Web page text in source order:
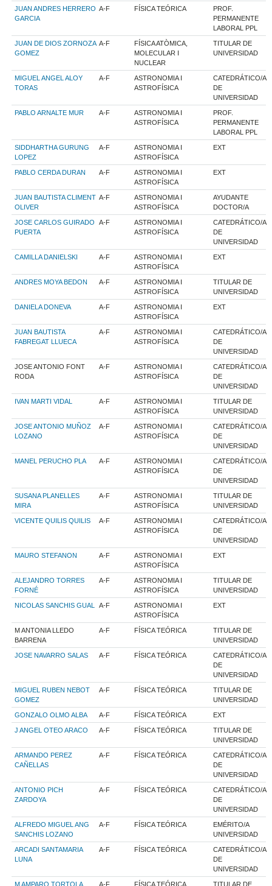
JUAN ANDRES HERRERO
GARCIA
A-F FÍSICA TEÓRICA
PROF.
PERMANENTE
LABORAL PPL
JUAN DE DIOS ZORNOZA
GOMEZ
A-F
FÍSICA ATÒMICA,
MOLECULAR I
NUCLEAR
TITULAR DE
UNIVERSIDAD
MIGUEL ANGEL ALOY
TORAS
A-F
ASTRONOMIA I
ASTROFÍSICA
CATEDRÁTICO/A
DE
UNIVERSIDAD
PABLO ARNALTE MUR A-F
ASTRONOMIA I
ASTROFÍSICA
PROF.
PERMANENTE
LABORAL PPL
SIDDHARTHA GURUNG
LOPEZ
A-F
ASTRONOMIA I
ASTROFÍSICA
EXT
PABLO CERDA DURAN A-F
ASTRONOMIA I
ASTROFÍSICA
EXT
JUAN BAUTISTA CLIMENT
OLIVER
A-F
ASTRONOMIA I
ASTROFÍSICA
AYUDANTE
DOCTOR/A
JOSE CARLOS GUIRADO
PUERTA
A-F
ASTRONOMIA I
ASTROFÍSICA
CATEDRÁTICO/A
DE
UNIVERSIDAD
CAMILLA DANIELSKI A-F
ASTRONOMIA I
ASTROFÍSICA
EXT
ANDRES MOYA BEDON A-F
ASTRONOMIA I
ASTROFÍSICA
TITULAR DE
UNIVERSIDAD
DANIELA DONEVA A-F
ASTRONOMIA I
ASTROFÍSICA
EXT
JUAN BAUTISTA
FABREGAT LLUECA
A-F
ASTRONOMIA I
ASTROFÍSICA
CATEDRÁTICO/A
DE
UNIVERSIDAD
JOSE ANTONIO FONT
RODA
A-F
ASTRONOMIA I
ASTROFÍSICA
CATEDRÁTICO/A
DE
UNIVERSIDAD
IVAN MARTI VIDAL A-F
ASTRONOMIA I
ASTROFÍSICA
TITULAR DE
UNIVERSIDAD
JOSE ANTONIO MUÑOZ
LOZANO
A-F
ASTRONOMIA I
ASTROFÍSICA
CATEDRÁTICO/A
DE
UNIVERSIDAD
MANEL PERUCHO PLA A-F
ASTRONOMIA I
ASTROFÍSICA
CATEDRÁTICO/A
DE
UNIVERSIDAD
SUSANA PLANELLES
MIRA
A-F
ASTRONOMIA I
ASTROFÍSICA
TITULAR DE
UNIVERSIDAD
VICENTE QUILIS QUILIS A-F
ASTRONOMIA I
ASTROFÍSICA
CATEDRÁTICO/A
DE
UNIVERSIDAD
MAURO STEFANON A-F
ASTRONOMIA I
ASTROFÍSICA
EXT
ALEJANDRO TORRES
FORNÉ
A-F
ASTRONOMIA I
ASTROFÍSICA
TITULAR DE
UNIVERSIDAD
NICOLAS SANCHIS GUAL A-F
ASTRONOMIA I
ASTROFÍSICA
EXT
M ANTONIA LLEDO
BARRENA
A-F FÍSICA TEÓRICA
TITULAR DE
UNIVERSIDAD
JOSE NAVARRO SALAS A-F FÍSICA TEÓRICA
CATEDRÁTICO/A
DE
UNIVERSIDAD
MIGUEL RUBEN NEBOT
GOMEZ
A-F FÍSICA TEÓRICA
TITULAR DE
UNIVERSIDAD
GONZALO OLMO ALBA A-F FÍSICA TEÓRICA EXT
J ANGEL OTEO ARACO A-F FÍSICA TEÓRICA
TITULAR DE
UNIVERSIDAD
ARMANDO PEREZ
CAÑELLAS
A-F FÍSICA TEÓRICA
CATEDRÁTICO/A
DE
UNIVERSIDAD
ANTONIO PICH
ZARDOYA
A-F FÍSICA TEÓRICA
CATEDRÁTICO/A
DE
UNIVERSIDAD
ALFREDO MIGUEL ANG
SANCHIS LOZANO
A-F FÍSICA TEÓRICA
EMÉRITO/A
UNIVERSIDAD
ARCADI SANTAMARIA
LUNA
A-F FÍSICA TEÓRICA
CATEDRÁTICO/A
DE
UNIVERSIDAD
M AMPARO TORTOLA A-F FÍSICA TEÓRICA TITULAR DE